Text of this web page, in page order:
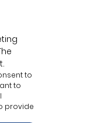
to
to
provide